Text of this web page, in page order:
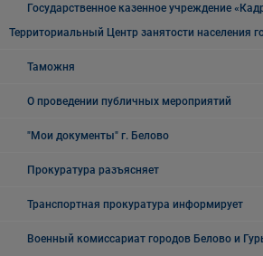
Государственное казенное учреждение
Территориальный Центр занятости населения
Таможня
О проведении публичных мероприятий
"Мои документы" г. Белово
Прокуратура разъясняет
Транспортная прокуратура информирует
Военный комиссариат городов Белово и